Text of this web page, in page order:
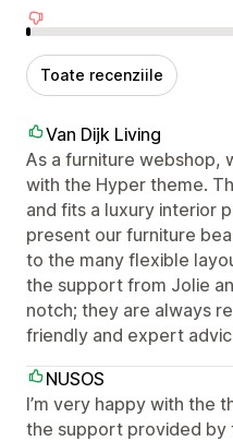
Recenzii negative
Toate recenziile
Van Dijk Living
As a furniture webshop,
with the Hyper theme.
and fits a luxury interior
present our furniture
to the many flexible
the support from Jolie
notch; they are always
friendly and expert
NUSOS
I’m very happy with the
the support provided by